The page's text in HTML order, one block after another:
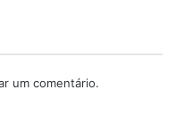
na sua casa.
um comentário.